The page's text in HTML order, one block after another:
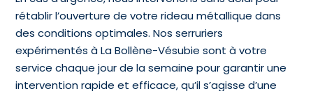
rétablir l’ouverture de votre rideau métallique dans
des conditions optimales. Nos serruriers
expérimentés à La Bollène-Vésubie sont à votre
service chaque jour de la semaine pour garantir une
intervention rapide et efficace, qu’il s’agisse d’une